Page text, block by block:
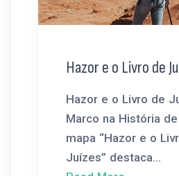
Hazor e o Livro de
Hazor e o Livro de
Marco na História
mapa “Hazor e o
Juízes” destaca...